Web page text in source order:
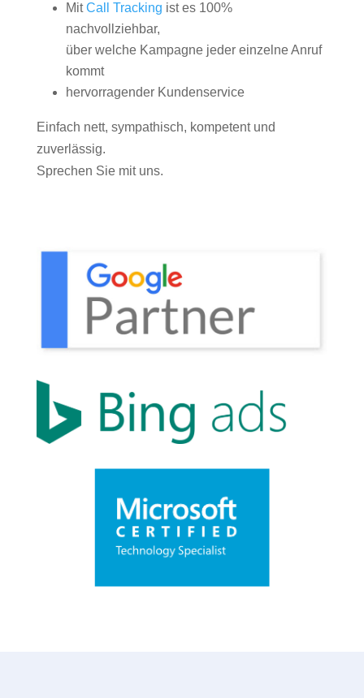
MitCall Tracking ist es 100%
nachvollziehbar,
über welche Kampagne jeder einzelne Anruf
kommt
hervorragender Kundenservice
Einfach nett, sympathisch, kompetent und
zuverlässig.
Sprechen Sie mit uns.